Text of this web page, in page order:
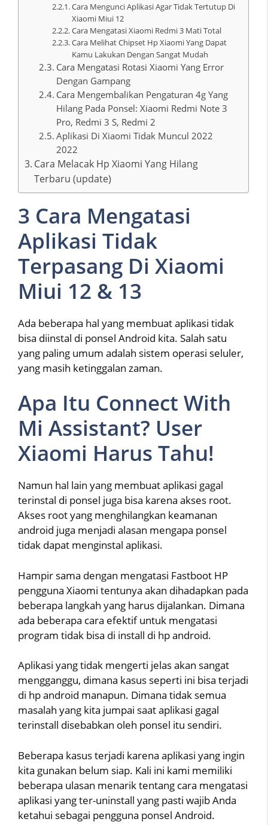
Cara Mengunci Aplikasi Agar Tidak Tertutup Di
Xiaomi Miui 12
Cara Mengatasi Xiaomi Redmi 3 Mati Total
Cara Melihat Chipset Hp Xiaomi Yang Dapat
Kamu Lakukan Dengan Sangat Mudah
Cara Mengatasi Rotasi Xiaomi Yang Error
Dengan Gampang
Cara Mengembalikan Pengaturan 4g Yang
Hilang Pada Ponsel: Xiaomi Redmi Note 3
Pro, Redmi 3 S, Redmi 2
Aplikasi Di Xiaomi Tidak Muncul 2022
2022
Cara Melacak Hp Xiaomi Yang Hilang
Terbaru (update)
3 Cara Mengatasi
Aplikasi Tidak
Terpasang Di Xiaomi
Miui 12 & 13
Ada beberapa hal yang membuat aplikasi tidak
bisa diinstal di ponsel Android kita. Salah satu
yang paling umum adalah sistem operasi seluler,
yang masih ketinggalan zaman.
Apa Itu Connect With
Mi Assistant? User
Xiaomi Harus Tahu!
Namun hal lain yang membuat aplikasi gagal
terinstal di ponsel juga bisa karena akses root.
Akses root yang menghilangkan keamanan
android juga menjadi alasan mengapa ponsel
tidak dapat menginstal aplikasi.
Hampir sama dengan mengatasi Fastboot HP
pengguna Xiaomi tentunya akan dihadapkan pada
beberapa langkah yang harus dijalankan. Dimana
ada beberapa cara efektif untuk mengatasi
program tidak bisa di install di hp android.
Aplikasi yang tidak mengerti jelas akan sangat
mengganggu, dimana kasus seperti ini bisa terjadi
di hp android manapun. Dimana tidak semua
masalah yang kita jumpai saat aplikasi gagal
terinstall disebabkan oleh ponsel itu sendiri.
Beberapa kasus terjadi karena aplikasi yang ingin
kita gunakan belum siap. Kali ini kami memiliki
beberapa ulasan menarik tentang cara mengatasi
aplikasi yang ter-uninstall yang pasti wajib Anda
ketahui sebagai pengguna ponsel Android.